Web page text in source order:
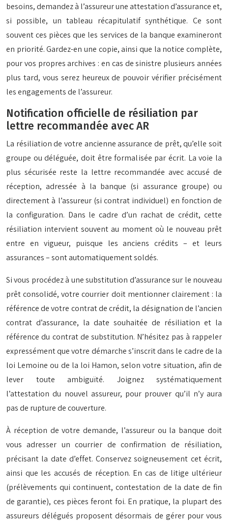
besoins, demandez à l’assureur une attestation d’assurance et,
si possible, un tableau récapitulatif synthétique. Ce sont
souvent ces pièces que les services de la banque examineront
en priorité. Gardez-en une copie, ainsi que la notice complète,
pour vos propres archives : en cas de sinistre plusieurs années
plus tard, vous serez heureux de pouvoir vérifier précisément
les engagements de l’assureur.
Notification officielle de résiliation par
lettre recommandée avec AR
La résiliation de votre ancienne assurance de prêt, qu’elle soit
groupe ou déléguée, doit être formalisée par écrit. La voie la
plus sécurisée reste la lettre recommandée avec accusé de
réception, adressée à la banque (si assurance groupe) ou
directement à l’assureur (si contrat individuel) en fonction de
la configuration. Dans le cadre d’un rachat de crédit, cette
résiliation intervient souvent au moment où le nouveau prêt
entre en vigueur, puisque les anciens crédits – et leurs
assurances – sont automatiquement soldés.
Si vous procédez à une substitution d’assurance sur le nouveau
prêt consolidé, votre courrier doit mentionner clairement : la
référence de votre contrat de crédit, la désignation de l’ancien
contrat d’assurance, la date souhaitée de résiliation et la
référence du contrat de substitution. N’hésitez pas à rappeler
expressément que votre démarche s’inscrit dans le cadre de la
loi Lemoine ou de la loi Hamon, selon votre situation, afin de
lever toute ambiguïté. Joignez systématiquement
l’attestation du nouvel assureur, pour prouver qu’il n’y aura
pas de rupture de couverture.
À réception de votre demande, l’assureur ou la banque doit
vous adresser un courrier de confirmation de résiliation,
précisant la date d’effet. Conservez soigneusement cet écrit,
ainsi que les accusés de réception. En cas de litige ultérieur
(prélèvements qui continuent, contestation de la date de fin
de garantie), ces pièces feront foi. En pratique, la plupart des
assureurs délégués proposent désormais de gérer pour vous